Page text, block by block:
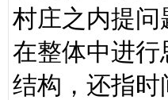
村庄之内提
在整体中进
结构，还指